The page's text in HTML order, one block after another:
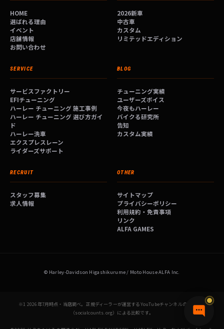
HOME
選ばれる理由
イベント
店舗情報
お問い合わせ
2026新車
中古車
カスタム
リミテッドエディション
SERVICE
サービスファクトリー
EFIチューニング
ハーレー チューニング 施工事例
ハーレー チューニング 選び方ガイ
ド
ハーレー洗車
エクスプレスレーン
ライダーズサポート
BLOG
チューニング実績
ユーザーズボイス
今夜もハーレー
バイクる研究所
告知
カスタム実績
RECRUIT
スタッフ募集
求人情報
OTHER
サイトマップ
プライバシーポリシー
利用規約・免責事項
リンク
ALFA GAMES
© Harley-Davidson Higashikurume / Moto House ALFA Inc.
※1 2026年7月時点・当店調べ。正規ディーラーが運営するYouTubeチャンネルの登録者数
（socialcounts.org）による比較です。